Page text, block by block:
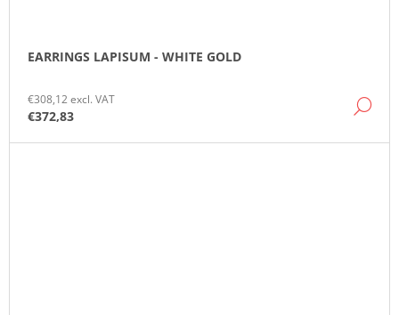
EARRINGS LAPISUM - WHITE GOLD
€308,12 excl. VAT
€372,83